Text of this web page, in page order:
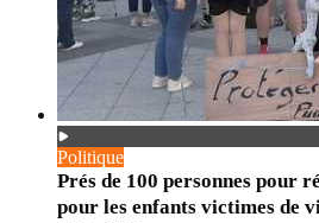
Politique
Prés de 100 personnes pour
pour les enfants victimes de